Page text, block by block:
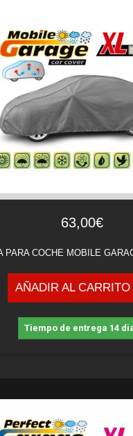
63,00€
PARA COCHE MOBILE
AÑADIR AL CARRITO
Tiempo de entrega 14